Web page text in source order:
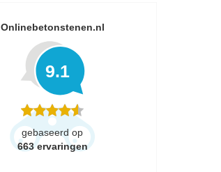
Onlinebetonstenen.nl
9.1
gebaseerd op
663 ervaringen